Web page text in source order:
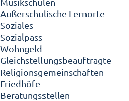
Außerschulische Lernorte
Soziales
Sozialpass
Wohngeld
Gleichstellungsbeauftragte
Religionsgemeinschaften
Friedhöfe
Beratungsstellen